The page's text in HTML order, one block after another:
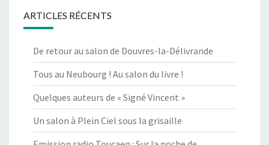
ARTICLES RÉCENTS
De retour au salon de Douvres-la-Délivrande
Tous au Neubourg ! Au salon du livre !
Quelques auteurs de « Signé Vincent »
Un salon à Plein Ciel sous la grisaille